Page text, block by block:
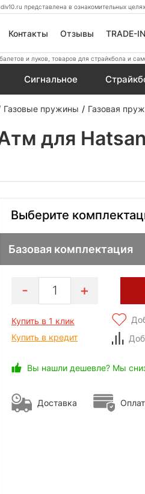
представлена в ознакомительных
Контакты Отзывы TRADE-
и луков, товаров для страйкбола и
Сигнальное
Газовые пружины Газовая
для
Выберите
Базовая комплектация
1
Купить в 1 клик
Купить в кредит
Вы нашли дешевле? Мы
Доставка